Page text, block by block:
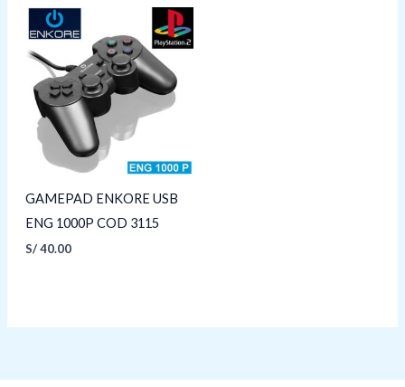
GAMEPAD ENKORE USB
ENG 1000P COD 3115
S/40.00